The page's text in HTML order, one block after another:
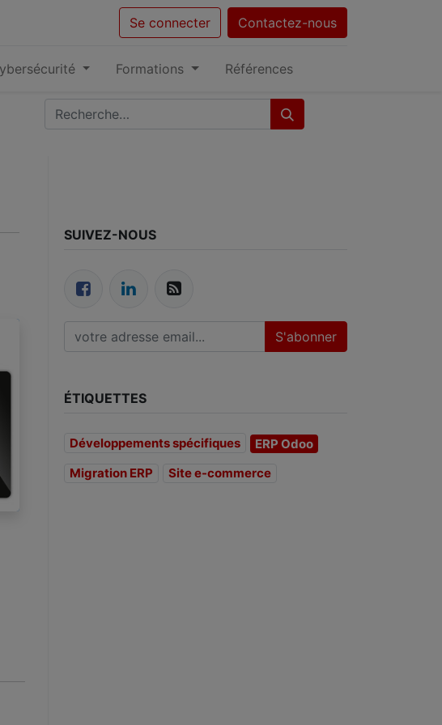
Se connecter Contactez-nous
Formations Références
SUIVEZ-NOUS
S'abonner
ÉTIQUETTES
Développements spécifiques
ERP Odoo
Migration ERP
Site e-commerce